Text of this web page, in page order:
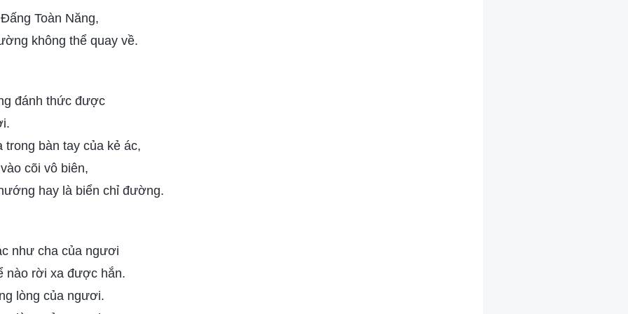
Toàn Năng,
không thể quay về.
đánh thức được
bàn tay của kẻ ác,
cõi vô biên,
hay là biển chỉ đường.
như cha của ngươi
nào rời xa được hắn.
lòng của ngươi.